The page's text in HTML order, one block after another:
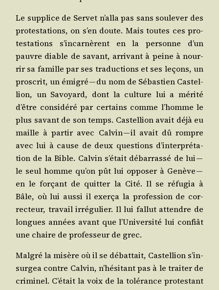
Le sup­plice de Ser­vet n’al­la pas sans sou­le­ver des
pro­tes­ta­tions, on s’en doute. Mais toutes ces pro­
tes­ta­tions s’in­car­nèrent en la per­sonne d’un
pauvre diable de savant, arri­vant à peine à nour­
rir sa famille par ses tra­duc­tions et ses leçons, un
pros­crit, un émi­gré — du nom de Sébas­tien Cas­tel­
lion, un Savoyard, dont la culture lui a méri­té
d’être consi­dé­ré par cer­tains comme l’homme le
plus savant de son temps. Cas­tel­lion avait déjà eu
maille à par­tir avec Cal­vin — il avait dû rompre
avec lui à cause de deux ques­tions d’in­ter­pré­ta­
tion de la Bible. Cal­vin s’é­tait débar­ras­sé de lui —
le seul homme qu’on pût lui oppo­ser à Genève —
en le for­çant de quit­ter la Cité. Il se réfu­gia à
Bâle, où lui aus­si il exer­ça la pro­fes­sion de cor­
rec­teur, tra­vail irré­gu­lier. Il lui fal­lut attendre de
longues années avant que l’U­ni­ver­si­té lui confiât
une chaire de pro­fes­seur de grec.
Mal­gré la misère où il se débat­tait, Cas­tel­lion s’in­
sur­gea contre Cal­vin, n’hé­si­tant pas à le trai­ter de
cri­mi­nel. C’é­tait la voix de la tolé­rance pro­tes­tant